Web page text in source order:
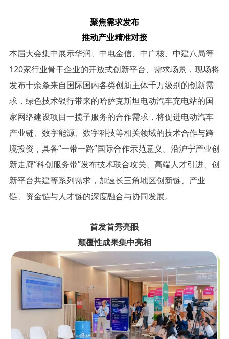
聚焦需求发布
推动产业精准对接
本届大会集中展示华润、中电金信、中广核、中建八局等
120家行业骨干企业的开放式创新平台、需求场景，现场将
发布十余条来自国际国内各类创新主体千万级别的创新需
求，绿色技术银行带来的哈萨克斯坦电动汽车充电站的国
家网络建设项目一揽子服务的合作需求，将促进电动汽车
产业链、数字能源、数字科技等相关领域的技术合作与跨
境投资，具备“一带一路”国际合作示范意义。沿沪宁产业创
新走廊“科创服务带”发布技术联合攻关、高端人才引进、创
新平台共建等系列需求，加速长三角地区创新链、产业
链、资金链与人才链的深度融合与协同发展。
首发首秀亮眼
颠覆性成果集中亮相